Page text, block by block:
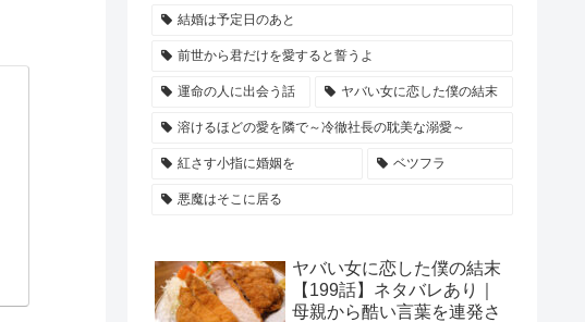
結婚は予定日のあと
前世から君だけを愛すると誓うよ
運命の人に出会う話 ヤバい女に恋した僕の結末
溶けるほどの愛を隣で～冷徹社長の耽美な溺愛～
紅さす小指に婚姻を ベツフラ
悪魔はそこに居る
ヤバい女に恋した僕の結末
【199話】ネタバレあり｜
母親から酷い言葉を連発さ